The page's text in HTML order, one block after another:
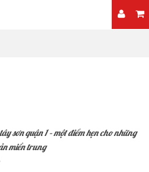
sơn quận 1 – một điểm hẹn cho những
miền trung